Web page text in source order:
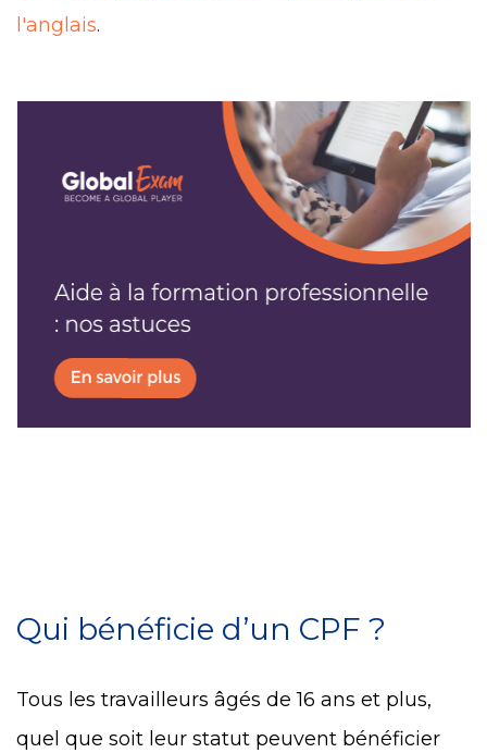
l'anglais.
Qui bénéficie d’un CPF ?
Tous les travailleurs âgés de 16 ans et plus,
quel que soit leur statut peuvent bénéficier